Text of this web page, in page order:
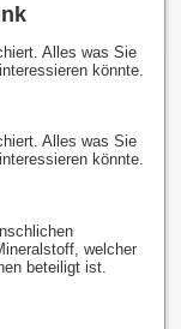
Alles was Sie
könnte.
Alles was Sie
könnte.
welcher
beteiligt ist.